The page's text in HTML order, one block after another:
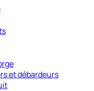
et débardeurs